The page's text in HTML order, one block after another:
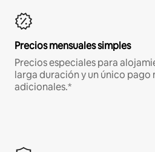
Precios mensuales simples
Precios especiales para
larga duración y un único pago
adicionales.*